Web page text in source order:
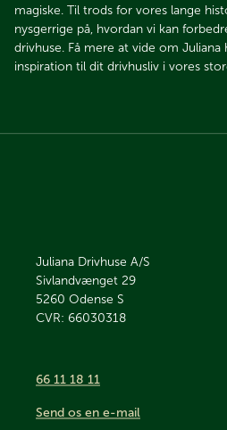
magiske. Til trods for vores lange
nysgerrige på, hvordan vi kan
drivhuse. Få mere at vide om Juliana
inspiration til dit drivhusliv i vores
Juliana Drivhuse A/S
Sivlandvænget 29
5260 Odense S
CVR: 66030318
66 11 18 11
Send os en e-mail